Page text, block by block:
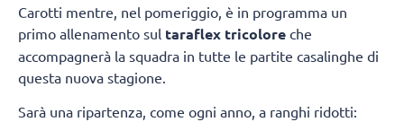
Carotti mentre, nel pomeriggio, è in programma un
primo allenamento sul taraflex tricolore che
accompagnerà la squadra in tutte le partite casalinghe di
questa nuova stagione.
Sarà una ripartenza, come ogni anno, a ranghi ridotti: